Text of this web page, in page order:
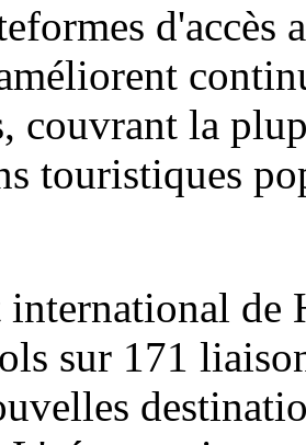
couvrant la
touristiques
international
sur 171